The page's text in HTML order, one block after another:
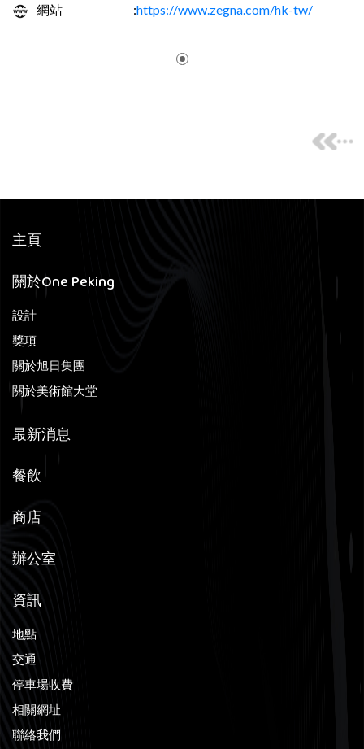
網站
:https://www.zegna.com/hk-tw/
主頁
關於One Peking
設計
獎項
關於旭日集團
關於美術館大堂
最新消息
餐飲
商店
辦公室
資訊
地點
交通
停車場收費
相關網址
聯絡我們